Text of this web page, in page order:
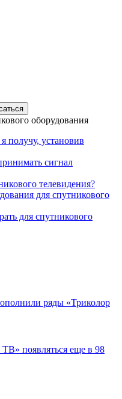
оборудования
получу, установив
сигнал
телевидения?
для спутникового
для спутникового
ряды «Триколор
появляться еще в 98